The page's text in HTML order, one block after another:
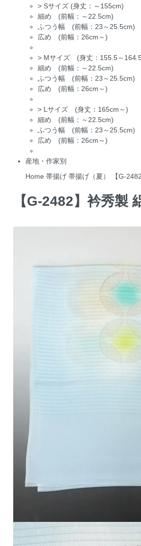
> Sサイズ (身丈：～155cm)
細め (前幅：～22.5cm)
ふつう幅 (前幅：23～25.5cm)
広め (前幅：26cm～)
> Mサイズ (身丈：155.5～
細め (前幅：～22.5cm)
ふつう幅 (前幅：23～25.5cm)
広め (前幅：26cm～)
> Lサイズ (身丈：165cm～)
細め (前幅：～22.5cm)
ふつう幅 (前幅：23～25.5cm)
広め (前幅：26cm～)
産地・作家別
Home 帯揚げ 帯揚げ（夏） 【G-
【G-2482】衿秀製